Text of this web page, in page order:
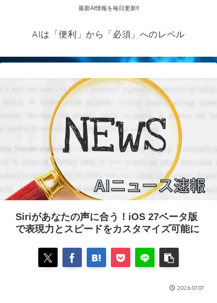
最新AI情報を毎日更新‼
AIは「便利」から「必須」へのレベル
Siriがあなたの声に合う！iOS 27ベータ版
で表現力とスピードをカスタマイズ可能に
2026.07.07